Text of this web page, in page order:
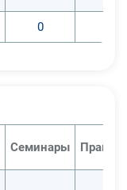
0
Семинары